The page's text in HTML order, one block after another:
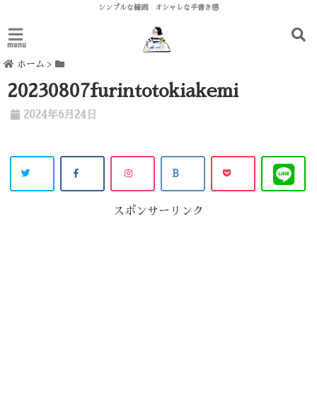
シンプルな線画 オシャレな手書き感
menu
ホーム >
20230807furintotokiakemi
2024年6月24日
スポンサーリンク